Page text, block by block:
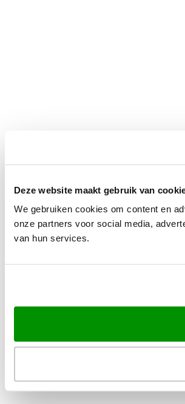
Deze website maakt gebruik van
We gebruiken cookies om content en
onze partners voor social media,
van hun services.